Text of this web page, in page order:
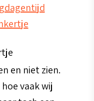
en niet zien.
vaak wij